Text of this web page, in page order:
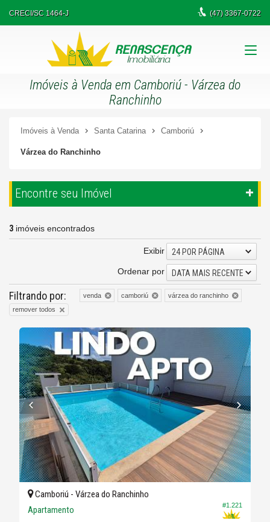
CRECI/SC 1464-J (47)3367-0722
Imóveis à Venda em Camboriú - Várzea do
Ranchinho
Imóveis à Venda Santa Catarina Camboriú
Várzea do Ranchinho
Encontre seu Imóvel
3 imóveis encontrados
Exibir
24 POR PÁGINA
Ordenar por
DATA MAIS RECENTE
Filtrando por: venda camboriú
várzea do ranchinho
remover todos
#1.221
Camboriú - Várzea do Ranchinho
Apartamento